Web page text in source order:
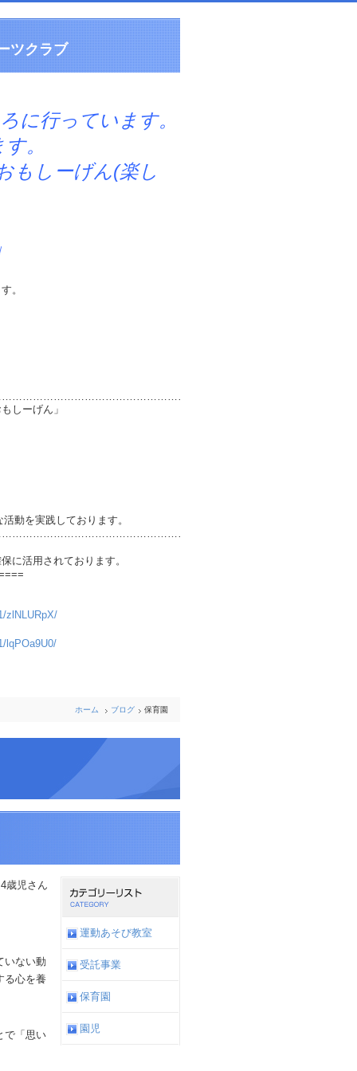
ツクラブ
に行っています。
。
ーげん(楽し
。
ん」
しております。
に活用されております。
zlNLURpX/
lqPOa9U0/
ホーム ブログ 保育園
歳児さん
いない動
る心を養
で「思い
運動あそび教室
受託事業
保育園
園児